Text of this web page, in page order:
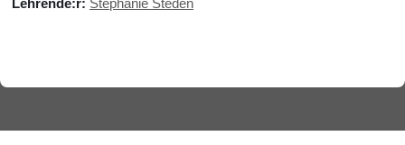
Lehrende:r: Stephanie Steden